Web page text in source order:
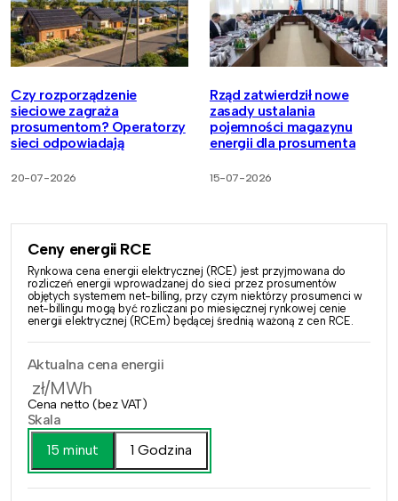
Czy rozporządzenie
sieciowe zagraża
prosumentom? Operatorzy
sieci odpowiadają
20-07-2026
Rząd zatwierdził nowe
zasady ustalania
pojemności magazynu
energii dla prosumenta
15-07-2026
Ceny energii RCE
Rynkowa cena energii elektrycznej (RCE) jest przyjmowana do
rozliczeń energii wprowadzanej do sieci przez prosumentów
objętych systemem net-billing, przy czym niektórzy prosumenci w
net-billingu mogą być rozliczani po miesięcznej rynkowej cenie
energii elektrycznej (RCEm) będącej średnią ważoną z cen RCE.
Aktualna cena energii
zł/MWh
Cena netto (bez VAT)
Skala
15 minut
1 Godzina